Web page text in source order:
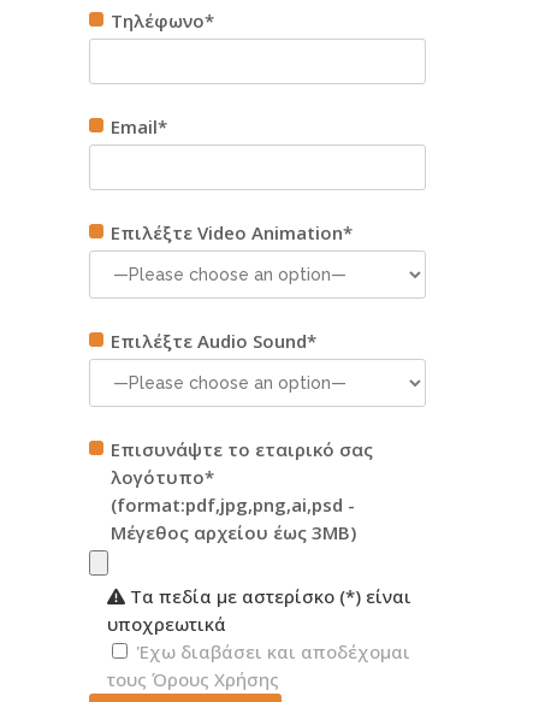
Τηλέφωνο*
Email*
Επιλέξτε Video Animation*
Επιλέξτε Audio Sound*
Επισυνάψτε το εταιρικό σας
λογότυπο*
(format:pdf,jpg,png,ai,psd -
Μέγεθος αρχείου έως 3MB)
Τα πεδία με αστερίσκο (*) είναι
υποχρεωτικά
'Εχω διαβάσει και αποδέχομαι
τους Όρους Χρήσης